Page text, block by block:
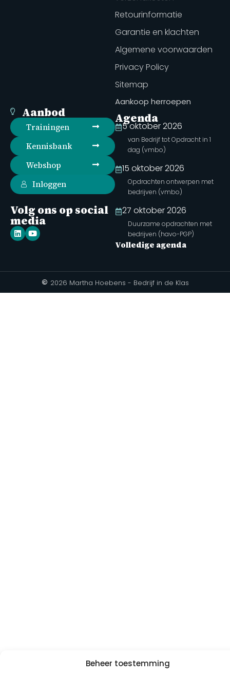
Beheer toestemming
Retourinformatie
Garantie en klachten
Algemene voorwaarden
Privacy Policy
Sitemap
Aankoop herroepen
Aanbod
Trainingen
Kennisbank
Webshop
Inloggen
Volg ons op social
media
Agenda
5 oktober 2026
van Bedrijf tot Opdracht in 1
dag (vmbo)
15 oktober 2026
Opdrachten ontwerpen met
bedrijven (vmbo)
27 oktober 2026
Duurzame opdrachten met
bedrijven (havo-PGP)
Volledige agenda
2026 Martha Hoebens - Bedrijf in de Klas